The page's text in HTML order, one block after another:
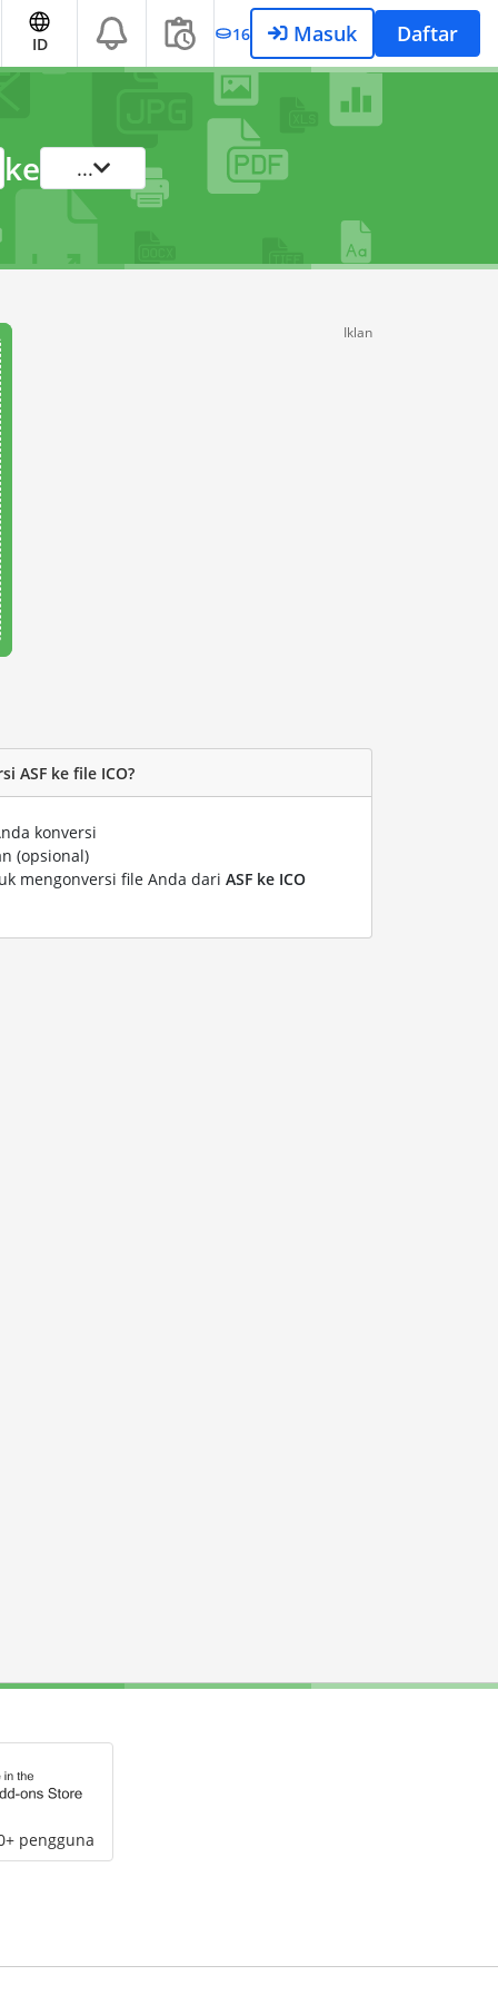
ID 16 Masuk Daftar
ke ...
Iklan
ASF ke file ICO?
konversi
(opsional)
mengonversi file Anda dari ASF ke ICO
pengguna